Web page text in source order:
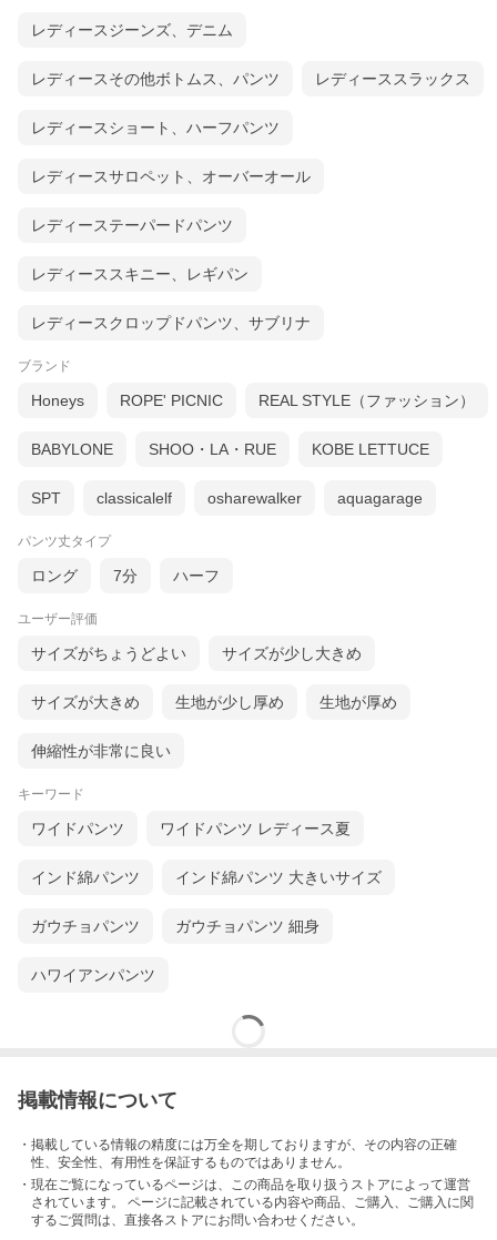
レディースジーンズ、デニム
レディースその他ボトムス、パンツ レディーススラックス
レディースショート、ハーフパンツ
レディースサロペット、オーバーオール
レディーステーパードパンツ
レディーススキニー、レギパン
レディースクロップドパンツ、サブリナ
ブランド
Honeys ROPE' PICNIC REAL STYLE（ファッション）
BABYLONE SHOO・LA・RUE KOBE LETTUCE
SPT classicalelf osharewalker aquagarage
パンツ丈タイプ
ロング 7分 ハーフ
ユーザー評価
サイズがちょうどよい サイズが少し大きめ
サイズが大きめ 生地が少し厚め 生地が厚め
伸縮性が非常に良い
キーワード
ワイドパンツ ワイドパンツ レディース夏
インド綿パンツ インド綿パンツ 大きいサイズ
ガウチョパンツ ガウチョパンツ 細身
ハワイアンパンツ
掲載情報について
・掲載している情報の精度には万全を期しておりますが、その内容の正確
性、安全性、有用性を保証するものではありません。
・現在ご覧になっているページは、この商品を取り扱うストアによって運営
されています。 ページに記載されている内容や商品、ご購入 、ご購入に関
するご質問は、直接各ストアにお問い合わせください。